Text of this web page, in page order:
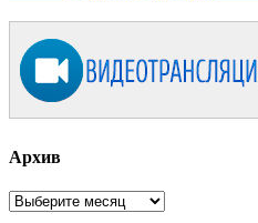
Архив
Архив